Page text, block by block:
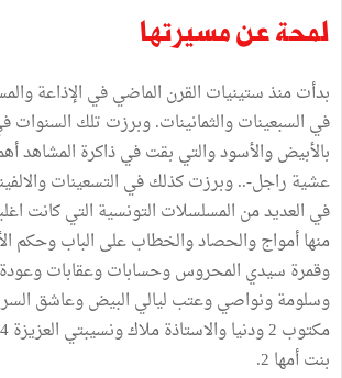
لمحة عن مسيرتها
بدأتمنذستينيات القرن الماضيفي الإذاعة
في السبعيناتوالثمانينات.وبرزت تلك السنوات
بالأبيضوالأسودوالتي بقتفيذاكرة المشاهد
عشية راجل-..وبرزتكذلكفي التسعينات
في العديدمن المسلسلات التونسية التيكانت
منهاأمواجوالحصادوالخطابعلى البابوحكم
وقمرة سيدي المحروسوحساباتوعقاباتوعودة
وسلومةونواصيوعتب ليالي البيضوعاشق
مكتوب ودنياوالاستاذةملاكونسيبتي العزيزة
بنتأمها